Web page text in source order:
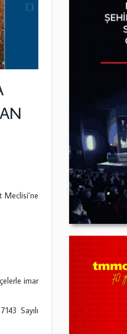
imar
Sayılı